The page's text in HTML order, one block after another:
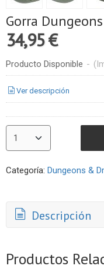
Gorra
34,95 €
Producto Disponible -
Ver descripción
Categoría: Dungeons &
Descripción
Productos